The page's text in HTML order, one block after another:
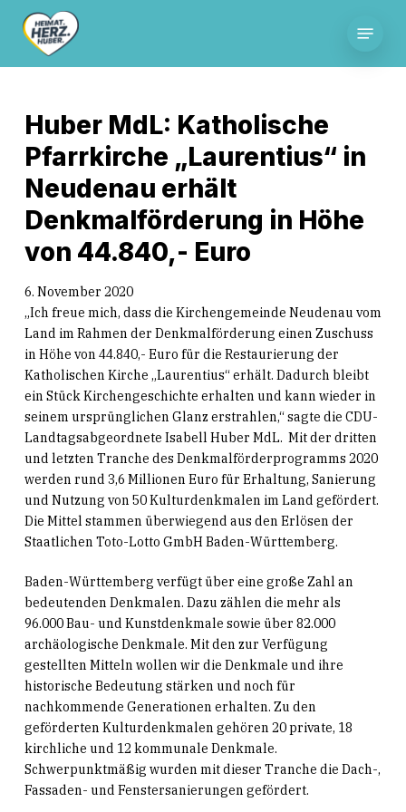
content
Huber MdL: Katholische
Pfarrkirche „Laurentius“ in
Neudenau erhält
Denkmalförderung in Höhe
von 44.840,- Euro
6. November 2020
„Ich freue mich, dass die Kirchengemeinde Neudenau vom
Land im Rahmen der Denkmalförderung einen Zuschuss
in Höhe von 44.840,- Euro für die Restaurierung der
Katholischen Kirche „Laurentius“ erhält. Dadurch bleibt
ein Stück Kirchengeschichte erhalten und kann wieder in
seinem ursprünglichen Glanz erstrahlen,“ sagte die CDU-
Landtagsabgeordnete Isabell Huber MdL. Mit der dritten
und letzten Tranche des Denkmalförderprogramms 2020
werden rund 3,6 Millionen Euro für Erhaltung, Sanierung
und Nutzung von 50 Kulturdenkmalen im Land gefördert.
Die Mittel stammen überwiegend aus den Erlösen der
Staatlichen Toto-Lotto GmbH Baden-Württemberg.
Baden-Württemberg verfügt über eine große Zahl an
bedeutenden Denkmalen. Dazu zählen die mehr als
96.000 Bau- und Kunstdenkmale sowie über 82.000
archäologische Denkmale. Mit den zur Verfügung
gestellten Mitteln wollen wir die Denkmale und ihre
historische Bedeutung stärken und noch für
nachkommende Generationen erhalten. Zu den
geförderten Kulturdenkmalen gehören 20 private, 18
kirchliche und 12 kommunale Denkmale.
Schwerpunktmäßig wurden mit dieser Tranche die Dach-,
Fassaden- und Fenstersanierungen gefördert.